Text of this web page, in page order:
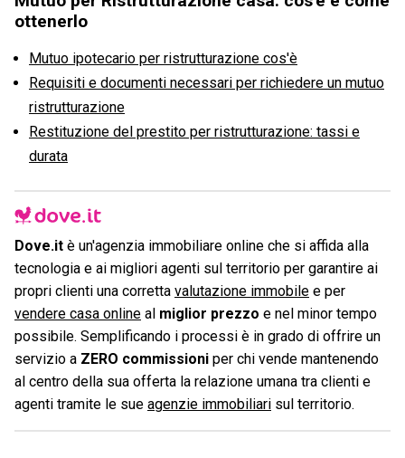
ottenerlo
Mutuo ipotecario per ristrutturazione cos'è
Requisiti e documenti necessari per richiedere un mutuo
ristrutturazione
Restituzione del prestito per ristrutturazione: tassi e
durata
Dove.it è un'agenzia immobiliare online che si affida alla
tecnologia e ai migliori agenti sul territorio per garantire ai
propri clienti una corretta valutazione immobile e per
vendere casa online al miglior prezzo e nel minor tempo
possibile. Semplificando i processi è in grado di offrire un
servizio a ZERO commissioni per chi vende mantenendo
al centro della sua offerta la relazione umana tra clienti e
agenti tramite le sue agenzie immobiliari sul territorio.